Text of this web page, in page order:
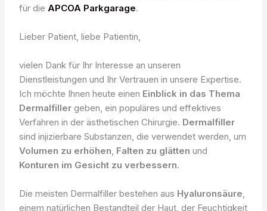
für die APCOA Parkgarage.
Lieber Patient, liebe Patientin,
vielen Dank für Ihr Interesse an unseren
Dienstleistungen und Ihr Vertrauen in unsere Expertise.
Ich möchte Ihnen heute einen Einblick in das Thema
Dermalfiller geben, ein populäres und effektives
Verfahren in der ästhetischen Chirurgie. Dermalfiller
sind injizierbare Substanzen, die verwendet werden, um
Volumen zu erhöhen, Falten zu glätten und
Konturen im Gesicht zu verbessern.
Die meisten Dermalfiller bestehen aus Hyaluronsäure,
einem natürlichen Bestandteil der Haut, der Feuchtigkeit